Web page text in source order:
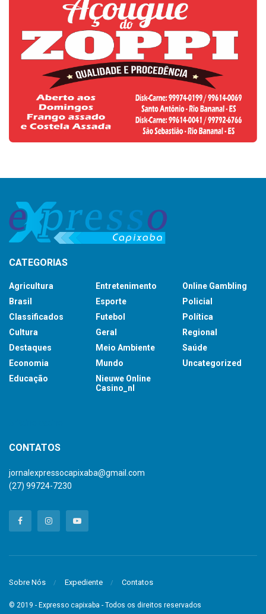
CATEGORIAS
Agricultura
Brasil
Classificados
Cultura
Destaques
Economia
Educação
Entretenimento
Esporte
Futebol
Geral
Meio Ambiente
Mundo
Nieuwe Online
Casino_nl
Online Gambling
Policial
Política
Regional
Saúde
Uncategorized
CONTATOS
jornalexpressocapixaba@gmail.com
(27) 99724-7230
Sobre Nós Expediente Contatos
© 2019 - Expresso capixaba - Todos os direitos reservados